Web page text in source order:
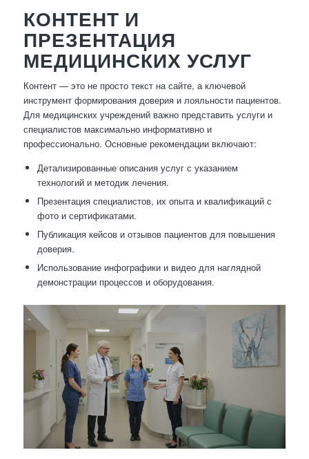
КОНТЕНТ И
ПРЕЗЕНТАЦИЯ
МЕДИЦИНСКИХ УСЛУГ
Контент — это не просто текст на сайте, а ключевой
инструмент формирования доверия и лояльности пациентов.
Для медицинских учреждений важно представить услуги и
специалистов максимально информативно и
профессионально. Основные рекомендации включают:
Детализированные описания услуг с указанием
технологий и методик лечения.
Презентация специалистов, их опыта и квалификаций с
фото и сертификатами.
Публикация кейсов и отзывов пациентов для повышения
доверия.
Использование инфографики и видео для наглядной
демонстрации процессов и оборудования.